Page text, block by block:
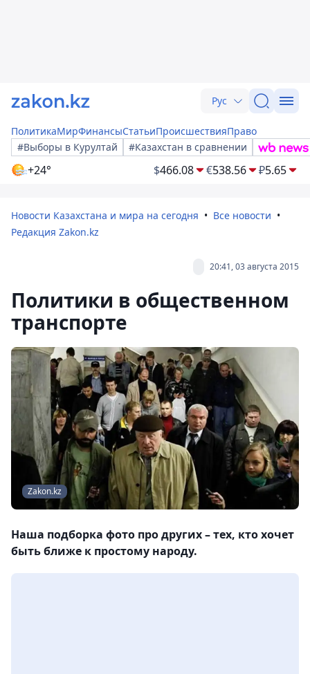
Рус
ПолитикаМирФинансыСтатьиПроисшествияПраво
#Выборы в Курултай
#Казахстан в сравнении
+24° $466.08 €538.56 ₽5.65
Новости Казахстана и мира на сегодня
Все новости
Редакция Zakon.kz
20:41, 03 августа 2015
Политики в общественном
транспорте
Zakon.kz
Наша подборка фото про других – тех, кто хочет
быть ближе к простому народу.